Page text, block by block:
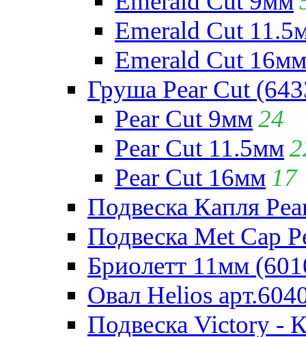
Emerald Cut
Emerald Cut 16мм
Груша Pear Cut
Pear Cut 9мм24
Pear Cut 11.5мм
Pear Cut 16мм 17
Подвеска Капля
Подвеска Met Cap
Бриолетт 11мм
Овал Helios
Подвеска Victory -